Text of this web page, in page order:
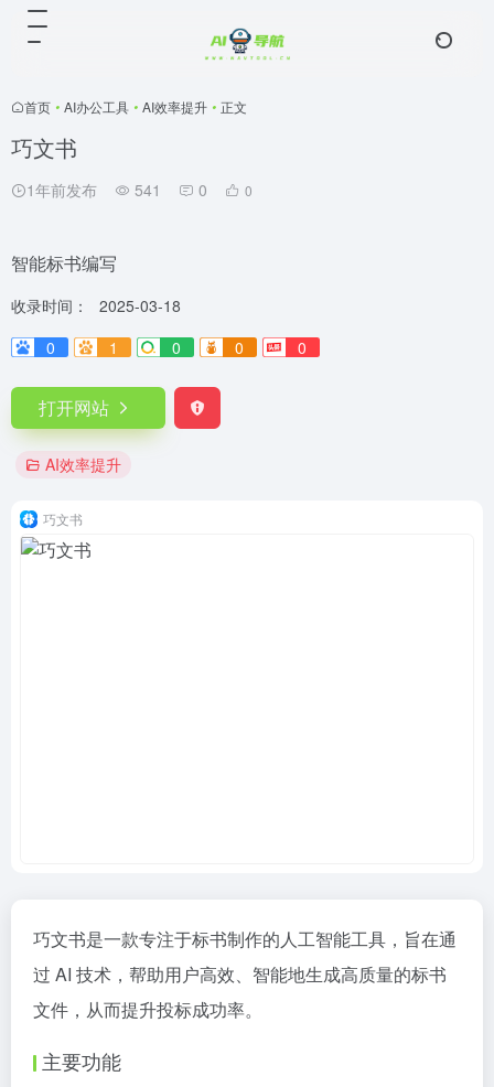
首页 • AI办公工具 • AI效率提升 • 正文
巧文书
1年前发布 541 0 0
智能标书编写
收录时间：
2025-03-18
0
1 0 0 0
打开网站
AI效率提升
巧文书
巧文书是一款专注于标书制作的人工智能工具，旨在通
过 AI 技术，帮助用户高效、智能地生成高质量的标书
文件，从而提升投标成功率。
主要功能